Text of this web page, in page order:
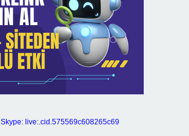
Skype: live:.cid.575569c608265c69